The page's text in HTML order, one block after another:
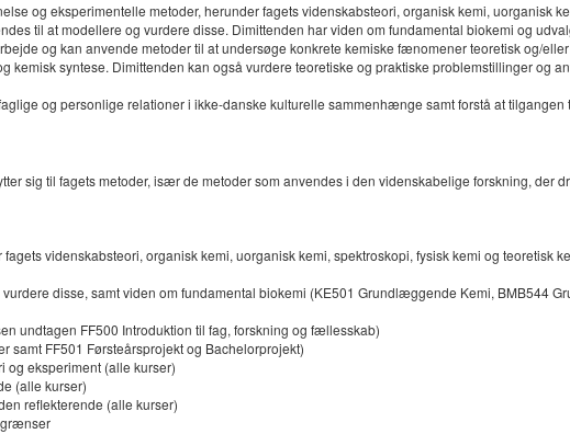
og eksperimentelle metoder, herunder fagets videnskabsteori, organisk kemi, uorganisk
til at modellere og vurdere disse. Dimittenden har viden om fundamental biokemi og
og kan anvende metoder til at undersøge konkrete kemiske fænomener teoretisk og/
syntese. Dimittenden kan også vurdere teoretiske og praktiske problemstillinger og
og personlige relationer i ikke-danske kulturelle sammenhænge samt forstå at tilgangen
sig til fagets metoder, især de metoder som anvendes i den videnskabelige forskning, der
videnskabsteori, organisk kemi, uorganisk kemi, spektroskopi, fysisk kemi og teoretisk
disse, samt viden om fundamental biokemi (KE501 Grundlæggende Kemi, BMB544
undtagen FF500 Introduktion til fag, forskning og fællesskab)
FF501 Førsteårsprojekt og Bachelorprojekt)
og eksperiment (alle kurser)
(alle kurser)
reflekterende (alle kurser)
grænser